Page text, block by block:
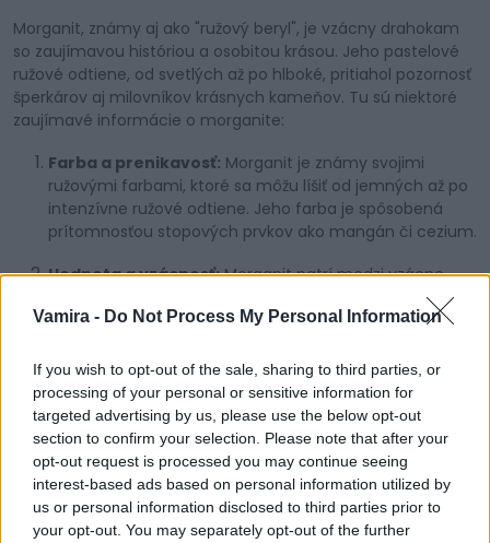
Vamira - Do Not Process My Personal Information
If you wish to opt-out of the sale, sharing to third parties, or
processing of your personal or sensitive information for
targeted advertising by us, please use the below opt-out
section to confirm your selection. Please note that after your
opt-out request is processed you may continue seeing
interest-based ads based on personal information utilized by
us or personal information disclosed to third parties prior to
your opt-out. You may separately opt-out of the further
Morganit, známy aj ako "ružový beryl", je vzácny drahokam
so zaujímavou históriou a osobitou krásou. Jeho pastelové
ružové odtiene, od svetlých až po hlboké, pritiahol pozornosť
šperkárov aj milovníkov krásnych kameňov. Tu sú niektoré
zaujímavé informácie o morganite:
Farba a prenikavosť: Morganit je známy svojimi
ružovými farbami, ktoré sa môžu líšiť od jemných až po
intenzívne ružové odtiene. Jeho farba je spôsobená
prítomnosťou stopových prvkov ako mangán či cezium.
Hodnota a vzácnosť:Morganit patrí medzi vzácne
drahokamy, a preto má svoju hodnotu. Jeho kvalita a
cena sú ovplyvnené farbou, prenikavosťou a čistotou
Dobytok zlata v Kalifornii:Morganit bol objavený v
roku 1910 v Kalifornii a pomenovaný po finančníkovi a
filantropovi J. P. Morganovi. Jeho prvý výskyt bol pri
spojení s dolomitom, čo ho sprvu predurčovalo k nižšej
hodnote. Avšak po ťažbe zlata v tejto lokalite bol
morganit opäť objavený a významne oceňovaný pre
svoju krásu.